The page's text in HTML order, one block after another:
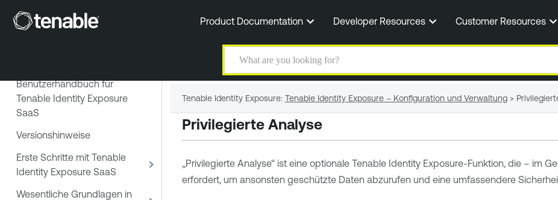
Zum Hauptinhalt springen
Product Documentation Developer Resources Customer Resources
Benutzerhandbuch für
Tenable Identity Exposure
SaaS
Versionshinweise
Erste Schritte mit Tenable
Identity Exposure SaaS
Wesentliche Grundlagen in
Tenable Identity Exposure: Tenable Identity Exposure – Konfiguration und Verwaltung >
Privilegierte Analyse
„Privilegierte Analyse“ ist eine optionale Tenable Identity Exposure-Funktion, die – im
erfordert, um ansonsten geschützte Daten abzurufen und eine umfassendere